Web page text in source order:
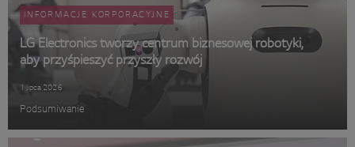
INFORMACJE KORPORACYJNE
LG Electronics tworzy centrum biznesowej robotyki,
aby przyśpieszyć przyszły rozwój
1 lipca 2026
Podsumiwanie